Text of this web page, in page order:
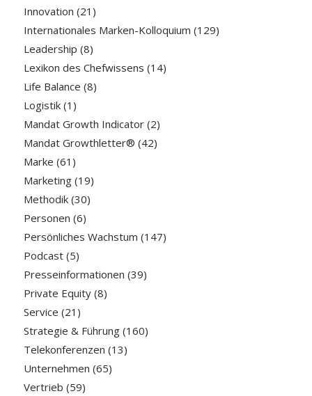
Innovation (21)
Internationales Marken-Kolloquium (129)
Leadership (8)
Lexikon des Chefwissens (14)
Life Balance (8)
Logistik(1)
Mandat Growth Indicator(2)
Mandat Growthletter® (42)
Marke (61)
Marketing(19)
Methodik(30)
Personen (6)
Persönliches Wachstum (147)
Podcast(5)
Presseinformationen (39)
Private Equity(8)
Service (21)
Strategie & Führung(160)
Telekonferenzen (13)
Unternehmen (65)
Vertrieb (59)